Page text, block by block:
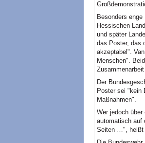
Besonders
Hessischen
und später
das Poster, das
akzeptabel".
Menschen".
Der
Poster sei "kein
Maßnahmen".
Wer jedoch
automatisch auf
Seiten …", heißt